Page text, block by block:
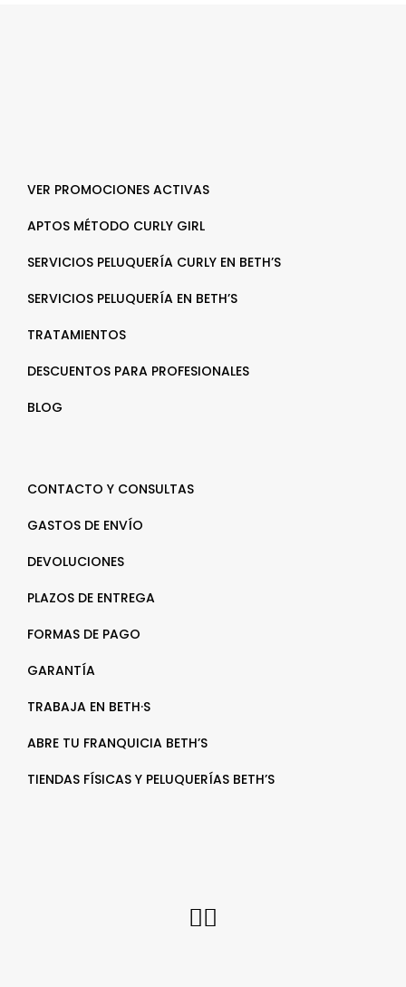
VER PROMOCIONES ACTIVAS
APTOS MÉTODO CURLY GIRL
SERVICIOS PELUQUERÍA CURLY EN BETH’S
SERVICIOS PELUQUERÍA EN BETH’S
TRATAMIENTOS
DESCUENTOS PARA PROFESIONALES
BLOG
CONTACTO Y CONSULTAS
GASTOS DE ENVÍO
DEVOLUCIONES
PLAZOS DE ENTREGA
FORMAS DE PAGO
GARANTÍA
TRABAJA EN BETH·S
ABRE TU FRANQUICIA BETH’S
TIENDAS FÍSICAS Y PELUQUERÍAS BETH’S